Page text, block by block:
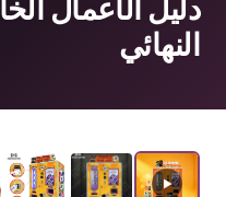
مت جر
النهائي